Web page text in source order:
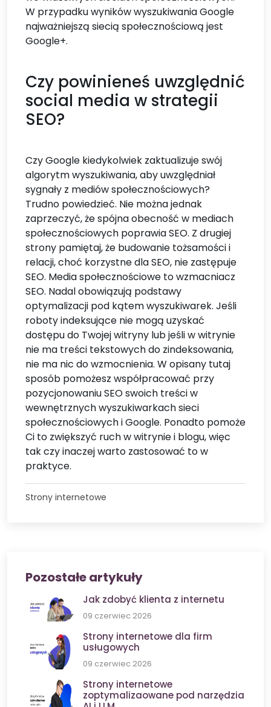
W przypadku wyników wyszukiwania Google
najważniejszą siecią społecznościową jest
Google+.
Czy powinieneś uwzględnić
social media w strategii
SEO?
Czy Google kiedykolwiek zaktualizuje swój
algorytm wyszukiwania, aby uwzględniał
sygnały z mediów społecznościowych?
Trudno powiedzieć. Nie można jednak
zaprzeczyć, że spójna obecność w mediach
społecznościowych poprawia SEO. Z drugiej
strony pamiętaj, że budowanie tożsamości i
relacji, choć korzystne dla SEO, nie zastępuje
SEO. Media społecznościowe to wzmacniacz
SEO. Nadal obowiązują podstawy
optymalizacji pod kątem wyszukiwarek. Jeśli
roboty indeksujące nie mogą uzyskać
dostępu do Twojej witryny lub jeśli w witrynie
nie ma treści tekstowych do zindeksowania,
nie ma nic do wzmocnienia. W opisany tutaj
sposób pomożesz współpracować przy
pozycjonowaniu SEO swoich treści w
wewnętrznych wyszukiwarkach sieci
społecznościowych i Google. Ponadto pomoże
Ci to zwiększyć ruch w witrynie i blogu, więc
tak czy inaczej warto zastosować to w
praktyce.
Strony internetowe
Pozostałe artykuły
Jak zdobyć klienta z internetu
09 czerwiec 2026
Strony internetowe dla firm
usługowych
09 czerwiec 2026
Strony internetowe
zoptymalizaowane pod narzędzia